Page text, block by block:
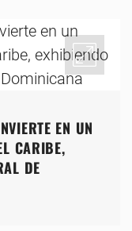
EN UN
CARIBE,
DE